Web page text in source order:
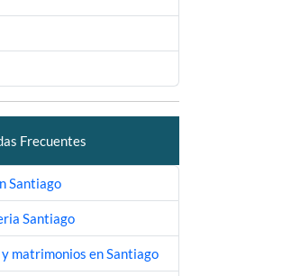
Frecuentes
Santiago
Santiago
matrimonios en Santiago